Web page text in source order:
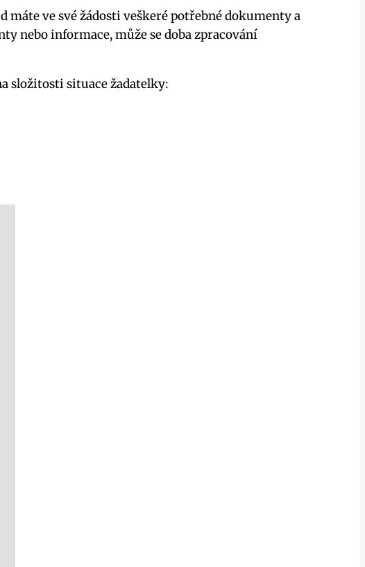
máte ve své žádosti veškeré potřebné dokumenty a
nebo informace, může se doba zpracování
složitosti situace žadatelky: